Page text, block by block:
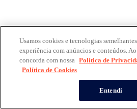
Usamos cookies e tecnologias
experiência com anúncios e conteúdos.
concorda com nossa Política de
Política de Cookies
Entendi